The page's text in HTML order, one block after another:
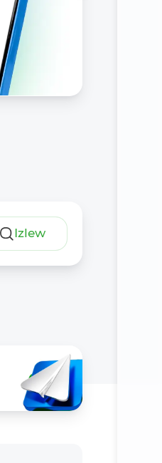
Izlew